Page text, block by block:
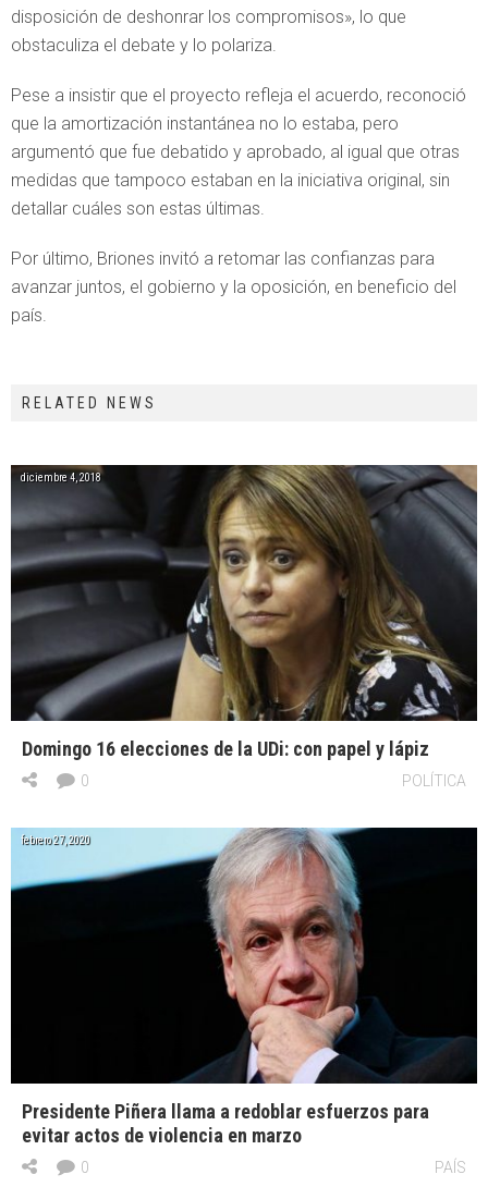
disposición de deshonrar los compromisos», lo que
obstaculiza el debate y lo polariza.
Pese a insistir que el proyecto refleja el acuerdo, reconoció
que la amortización instantánea no lo estaba, pero
argumentó que fue debatido y aprobado, al igual que otras
medidas que tampoco estaban en la iniciativa original, sin
detallar cuáles son estas últimas.
Por último, Briones invitó a retomar las confianzas para
avanzar juntos, el gobierno y la oposición, en beneficio del
país.
RELATED NEWS
diciembre 4, 2018
Domingo 16 elecciones de la UDi: con papel y lápiz
POLÍTICA
0
febrero 27, 2020
Presidente Piñera llama a redoblar esfuerzos para
evitar actos de violencia en marzo
PAÍS
0